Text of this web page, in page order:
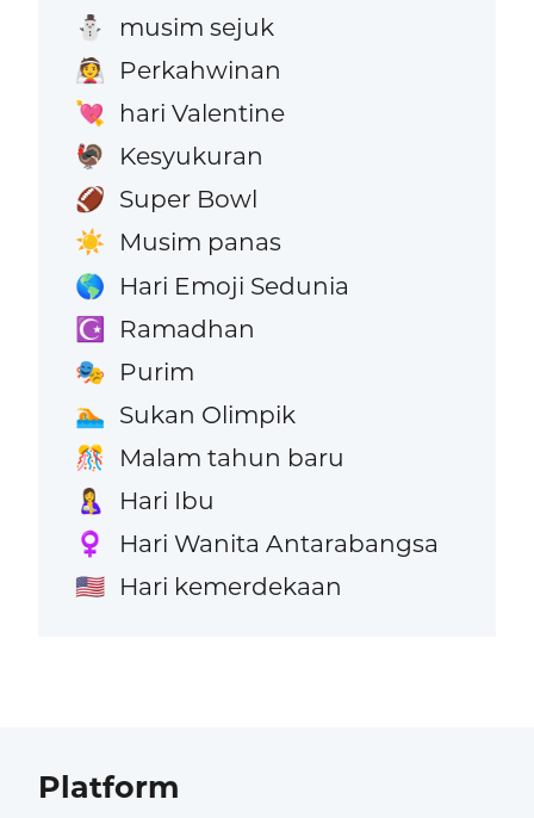
⛄ musim sejuk
👰 Perkahwinan
💘 hari Valentine
🦃 Kesyukuran
🏈 Super Bowl
☀️ Musim panas
🌎 Hari Emoji Sedunia
☪️ Ramadhan
🎭 Purim
🏊 Sukan Olimpik
🎊 Malam tahun baru
🤱 Hari Ibu
♀️ Hari Wanita Antarabangsa
🇺🇸 Hari kemerdekaan
Platform